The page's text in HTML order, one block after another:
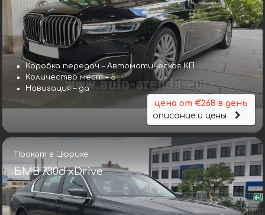
Коробка передач – Автоматическая КП
Количество мест – 5
Навигация – да
цена от €268 в день
описание и цены
Прокат в Цюрихе
БМВ 730d xDrive